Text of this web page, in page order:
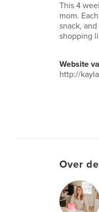
This 4
mom.
snack,
shopping
Website
http://
Over